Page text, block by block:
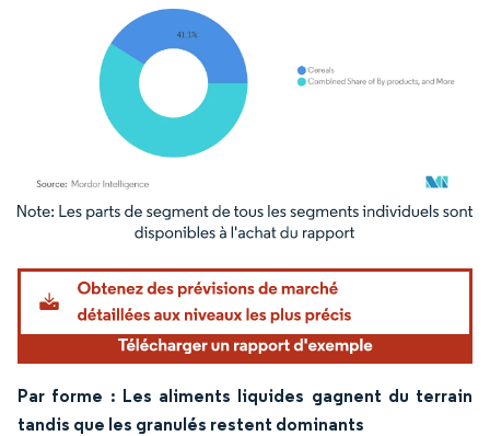
Image © Mordor Intelligence. La réutilisation nécessite une attribution sous CC BY
Par forme : Les aliments liquides gagnent du terrain
tandis que les granulés restent dominants